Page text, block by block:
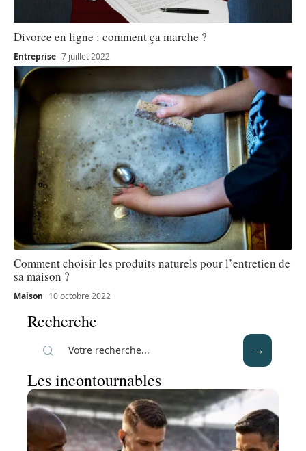
Divorce en ligne : comment ça marche ?
Entreprise 7 juillet 2022
Comment choisir les produits naturels pour l’entretien de
sa maison ?
Maison 10 octobre 2022
Recherche
Les incontournables